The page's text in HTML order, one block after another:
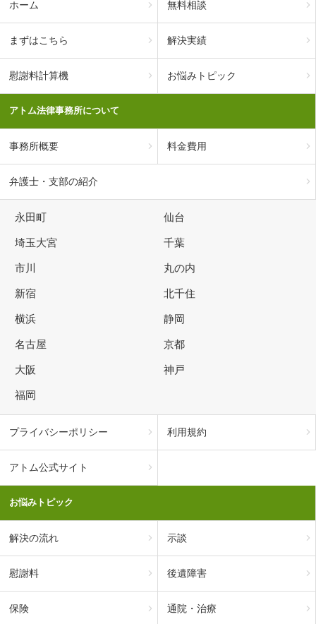
ホーム 無料相談
まずはこちら 解決実績
慰謝料計算機 お悩みトピック
アトム法律事務所について
事務所概要 料金費用
弁護士・支部の紹介
永田町 仙台
埼玉大宮 千葉
市川 丸の内
新宿 北千住
横浜 静岡
名古屋 京都
大阪 神戸
福岡
プライバシーポリシー 利用規約
アトム公式サイト
お悩みトピック
解決の流れ 示談
慰謝料 後遺障害
保険 通院・治療